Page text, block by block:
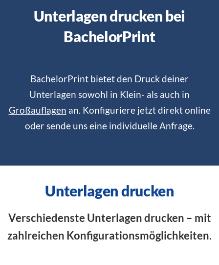
Unterlagen drucken bei
BachelorPrint
BachelorPrint bietet den Druck deiner
Unterlagen sowohl in Klein- als auch in
Großauflagen an. Konfiguriere jetzt direkt online
oder sende uns eine individuelle Anfrage.
Unterlagen drucken
Verschiedenste Unterlagen drucken – mit
zahlreichen Konfigurationsmöglichkeiten.